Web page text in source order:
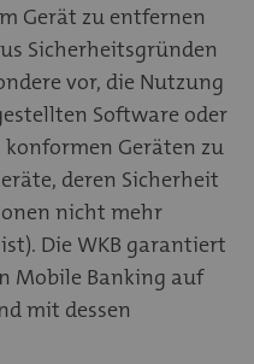
Gerät zu entfernen
Sicherheitsgründen
vor, die Nutzung
Software oder
Geräten zu
deren Sicherheit
nicht mehr
Die WKB garantiert
Mobile Banking auf
mit dessen